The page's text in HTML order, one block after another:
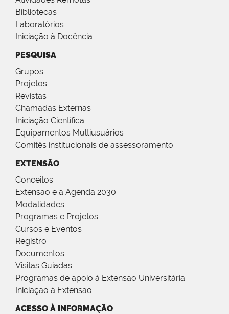
Bibliotecas
Laboratórios
Iniciação à Docência
PESQUISA
Grupos
Projetos
Revistas
Chamadas Externas
Iniciação Científica
Equipamentos Multiusuários
Comitês institucionais de assessoramento
EXTENSÃO
Conceitos
Extensão e a Agenda 2030
Modalidades
Programas e Projetos
Cursos e Eventos
Registro
Documentos
Visitas Guiadas
Programas de apoio à Extensão Universitária
Iniciação à Extensão
ACESSO À INFORMAÇÃO